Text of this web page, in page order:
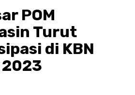
POM
Turut
di KBN